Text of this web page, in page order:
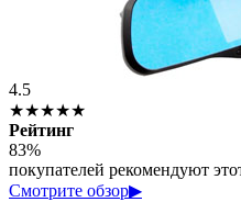
4.5
★★★★★
Рейтинг
83%
покупателей рекомендуют
Смотрите обзор▶